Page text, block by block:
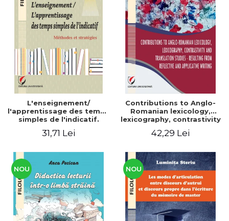
L'enseignement/
l'apprentissage des temps
simples de l'indicatif.
31,71 Lei
Contributions to Anglo-
Romanian lexicology,
lexicography, contrastivity
Resulting from reflective
42,29 Lei
NOU NOU